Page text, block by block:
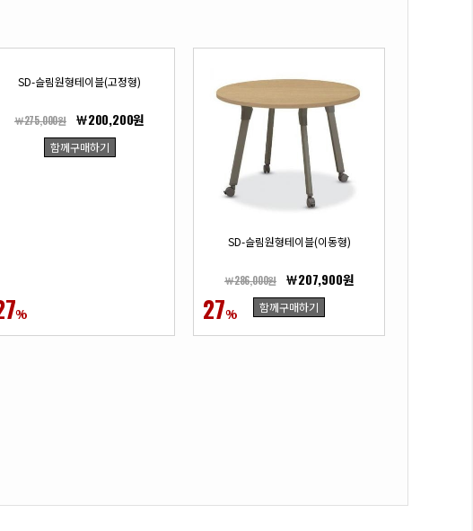
%
SD-슬림원형테이블(고정형)
￦275,000원 ￦200,200원
함께구매하기
27%
SD-슬림원형테이블(이동형)
￦286,000원 ￦207,900원
함께구매하기